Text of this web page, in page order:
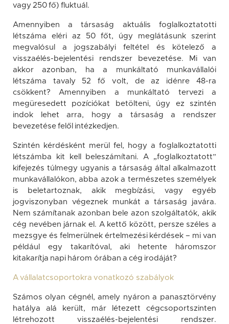
vagy 250 fő) fluktuál.
Amennyiben a társaság aktuális foglalkoztatotti
létszáma eléri az 50 főt, úgy meglátásunk szerint
megvalósul a jogszabályi feltétel és kötelező a
visszaélés-bejelentési rendszer bevezetése. Mi van
akkor azonban, ha a munkáltató munkavállalói
létszáma tavaly 52 fő volt, de az idénre 48-ra
csökkent? Amennyiben a munkáltató tervezi a
megüresedett pozíciókat betölteni, úgy ez szintén
indok lehet arra, hogy a társaság a rendszer
bevezetése felől intézkedjen.
Szintén kérdésként merül fel, hogy a foglalkoztatotti
létszámba kit kell beleszámítani. A „foglalkoztatott”
kifejezés túlmegy ugyanis a társaság által alkalmazott
munkavállalókon, abba azok a természetes személyek
is beletartoznak, akik megbízási, vagy egyéb
jogviszonyban végeznek munkát a társaság javára.
Nem számítanak azonban bele azon szolgáltatók, akik
cég nevében járnak el. A kettő között, persze széles a
mezsgye és felmerülnek értelmezési kérdések – mi van
például egy takarítóval, aki hetente háromszor
kitakarítja napi három órában a cég irodáját?
A vállalatcsoportokra vonatkozó szabályok
Számos olyan cégnél, amely nyáron a panasztörvény
hatálya alá került, már létezett cégcsoportszinten
létrehozott visszaélés-bejelentési rendszer.